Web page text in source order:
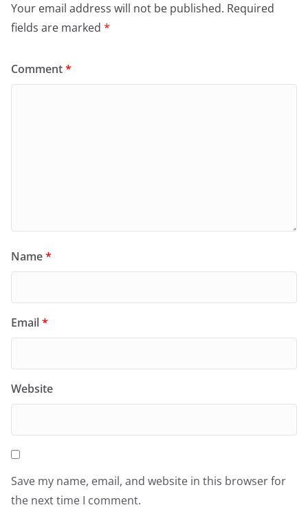
Your email address will not be published. Required
fields are marked *
Comment*
Name*
Email*
Website
Save my name, email, and website in this browser for
the next time I comment.